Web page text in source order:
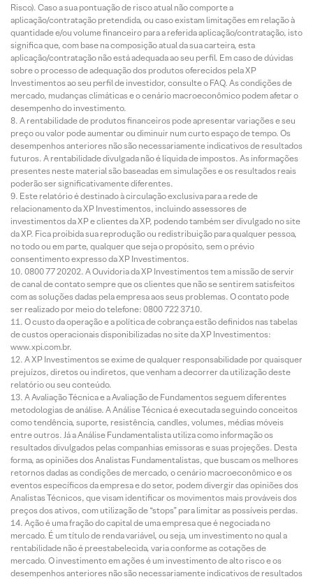
Risco). Caso a sua pontuação de risco atual não comporte a
aplicação/contratação pretendida, ou caso existam limitações em relação à
quantidade e/ou volume financeiro para a referida aplicação/contratação, isto
significa que, com base na composição atual da sua carteira, esta
aplicação/contratação não está adequada ao seu perfil. Em caso de dúvidas
sobre o processo de adequação dos produtos oferecidos pela XP
Investimentos ao seu perfil de investidor, consulte o FAQ. As condições de
mercado, mudanças climáticas e o cenário macroeconômico podem afetar o
desempenho do investimento.
A rentabilidade de produtos financeiros pode apresentar variações e seu
preço ou valor pode aumentar ou diminuir num curto espaço de tempo. Os
desempenhos anteriores não são necessariamente indicativos de resultados
futuros. A rentabilidade divulgada não é líquida de impostos. As informações
presentes neste material são baseadas em simulações e os resultados reais
poderão ser significativamente diferentes.
Este relatório é destinado à circulação exclusiva para a rede de
relacionamento da XP Investimentos, incluindo assessores de
investimentos da XP e clientes da XP, podendo também ser divulgado no site
da XP. Fica proibida sua reprodução ou redistribuição para qualquer pessoa,
no todo ou em parte, qualquer que seja o propósito, sem o prévio
consentimento expresso da XP Investimentos.
0800 77 20202. A Ouvidoria da XP Investimentos tem a missão de servir
de canal de contato sempre que os clientes que não se sentirem satisfeitos
com as soluções dadas pela empresa aos seus problemas. O contato pode
ser realizado por meio do telefone: 0800 722 3710.
O custo da operação e a política de cobrança estão definidos nas tabelas
de custos operacionais disponibilizadas no site da XP Investimentos:
www.xpi.com.br.
A XP Investimentos se exime de qualquer responsabilidade por quaisquer
prejuízos, diretos ou indiretos, que venham a decorrer da utilização deste
relatório ou seu conteúdo.
A Avaliação Técnica e a Avaliação de Fundamentos seguem diferentes
metodologias de análise. A Análise Técnica é executada seguindo conceitos
como tendência, suporte, resistência, candles, volumes, médias móveis
entre outros. Já a Análise Fundamentalista utiliza como informação os
resultados divulgados pelas companhias emissoras e suas projeções. Desta
forma, as opiniões dos Analistas Fundamentalistas, que buscam os melhores
retornos dadas as condições de mercado, o cenário macroeconômico e os
eventos específicos da empresa e do setor, podem divergir das opiniões dos
Analistas Técnicos, que visam identificar os movimentos mais prováveis dos
preços dos ativos, com utilização de “stops” para limitar as possíveis perdas.
Ação é uma fração do capital de uma empresa que é negociada no
mercado. É um título de renda variável, ou seja, um investimento no qual a
rentabilidade não é preestabelecida, varia conforme as cotações de
mercado. O investimento em ações é um investimento de alto risco e os
desempenhos anteriores não são necessariamente indicativos de resultados